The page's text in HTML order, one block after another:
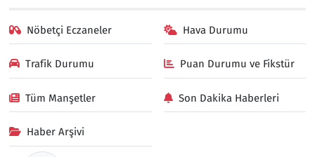
Nöbetçi Eczaneler Hava Durumu
Trafik Durumu Puan Durumu ve Fikstür
Tüm Manşetler Son Dakika Haberleri
Haber Arşivi